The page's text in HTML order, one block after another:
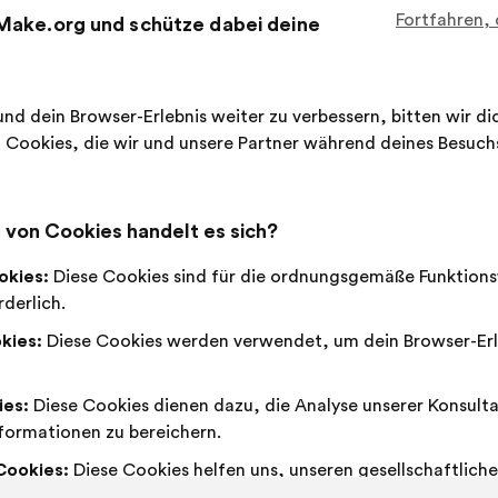
erhielt:
Ich
stimme
62 %
Dieser
Vorschlag
in:
Machbar
:mal
Neutral
:
24 %
Dieser
Vorschlag
Quelles solutions pour que
Vorschlag
von:
Fédération Française Des Banques
des
Il faut encourager les projets de
folgender
Fortfahren,
und schütze dabei deine
dein Browser-Erlebnis weiter zu verbessern, bitten wir
die wir und unsere Partner während deines
Cookies handelt es sich?
Diese Cookies sind für die ordnungsgemäße
Diese Cookies werden verwendet, um dein Browser-
Diese Cookies dienen dazu, die Analyse unserer
zu bereichern.
Diese Cookies helfen uns, unseren